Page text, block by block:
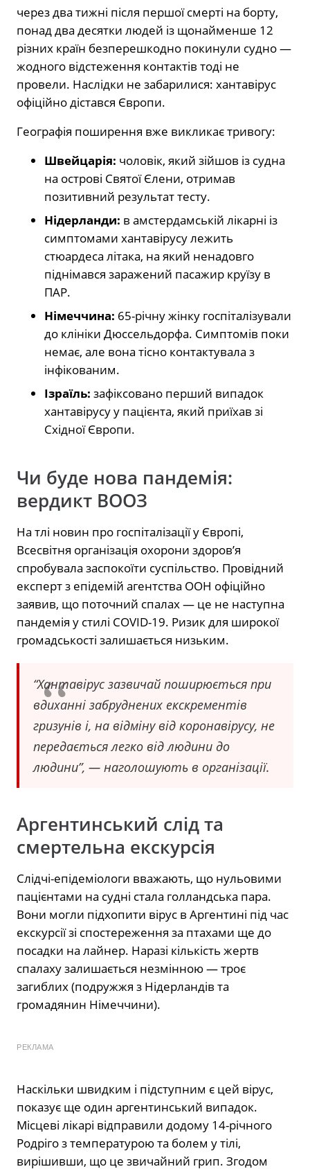
через два тижні після першої смерті на борту,
понад два десятки людей із щонайменше 12
різних країн безперешкодно покинули судно —
жодного відстеження контактів тоді не
провели. Наслідки не забарилися: хантавірус
офіційно дістався Європи.
Географія поширення вже викликає тривогу:
Швейцарія: чоловік, який зійшов із судна
на острові Святої Єлени, отримав
позитивний результат тесту.
Нідерланди: в амстердамській лікарні із
симптомами хантавірусу лежить
стюардеса літака, на який ненадовго
піднімався заражений пасажир круїзу в
ПАР.
Німеччина: 65-річну жінку госпіталізували
до клініки Дюссельдорфа. Симптомів поки
немає, але вона тісно контактувала з
інфікованим.
Ізраїль: зафіксовано перший випадок
хантавірусу у пацієнта, який приїхав зі
Східної Європи.
Чи буде нова пандемія:
вердикт ВООЗ
На тлі новин про госпіталізації у Європі,
Всесвітня організація охорони здоров’я
спробувала заспокоїти суспільство. Провідний
експерт з епідемій агентства ООН офіційно
заявив, що поточний спалах — це не наступна
пандемія у стилі COVID-19. Ризик для широкої
громадськості залишається низьким.
“Хантавірус зазвичай поширюється при
вдиханні забруднених екскрементів
гризунів і, на відміну від коронавірусу, не
передається легко від людини до
людини”, — наголошують в організації.
Аргентинський слід та
смертельна екскурсія
Слідчі-епідеміологи вважають, що нульовими
пацієнтами на судні стала голландська пара.
Вони могли підхопити вірус в Аргентині під час
екскурсії зі спостереження за птахами ще до
посадки на лайнер. Наразі кількість жертв
спалаху залишається незмінною — троє
загиблих (подружжя з Нідерландів та
громадянин Німеччини).
РЕКЛАМА
Наскільки швидким і підступним є цей вірус,
показує ще один аргентинський випадок.
Місцеві лікарі відправили додому 14-річного
Родріго з температурою та болем у тілі,
вирішивши, що це звичайний грип. Згодом